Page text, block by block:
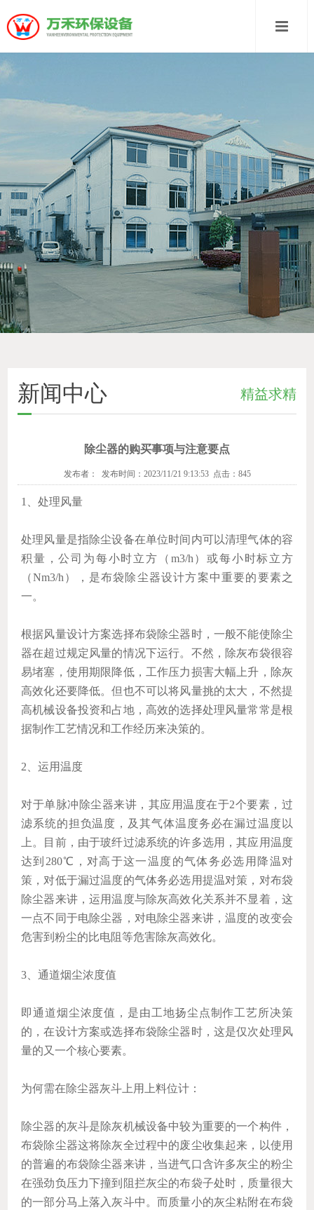
新闻中心 精益求精
除尘器的购买事项与注意要点
发布者： 发布时间：2023/11/21 9:13:53 点击：845
1、处理风量
处理风量是指除尘设备在单位时间内可以清理气体的容
积量，公司为每小时立方（m3/h）或每小时标立方
（Nm3/h），是布袋除尘器设计方案中重要的要素之
一。
根据风量设计方案选择布袋除尘器时，一般不能使除尘
器在超过规定风量的情况下运行。不然，除灰布袋很容
易堵塞，使用期限降低，工作压力损害大幅上升，除灰
高效化还要降低。但也不可以将风量挑的太大，不然提
高机械设备投资和占地，高效的选择处理风量常常是根
据制作工艺情况和工作经历来决策的。
2、运用温度
对于单脉冲除尘器来讲，其应用温度在于2个要素，过
滤系统的担负温度，及其气体温度务必在漏过温度以
上。目前，由于玻纤过滤系统的许多选用，其应用温度
达到280℃，对高于这一温度的气体务必选用降温对
策，对低于漏过温度的气体务必选用提温对策，对布袋
除尘器来讲，运用温度与除灰高效化关系并不显着，这
一点不同于电除尘器，对电除尘器来讲，温度的改变会
危害到粉尘的比电阻等危害除灰高效化。
3、通道烟尘浓度值
即通道烟尘浓度值，是由工地扬尘点制作工艺所决策
的，在设计方案或选择布袋除尘器时，这是仅次处理风
量的又一个核心要素。
为何需在除尘器灰斗上用上料位计：
除尘器的灰斗是除灰机械设备中较为重要的一个构件，
布袋除尘器这将除灰全过程中的废尘收集起来，以使用
的普遍的布袋除尘器来讲，当进气口含许多灰尘的粉尘
在强劲负压力下撞到阻拦灰尘的布袋子处时，质量很大
的一部分马上落入灰斗中。而质量小的灰尘粘附在布袋